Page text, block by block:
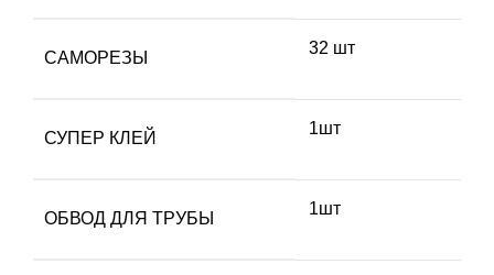
САМОРЕЗЫ
32 шт
СУПЕР КЛЕЙ
1шт
ОБВОД ДЛЯ ТРУБЫ
1шт